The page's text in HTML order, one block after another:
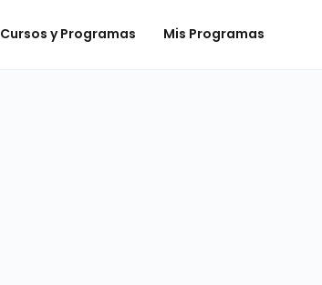
Cursos y Programas Mis Programas